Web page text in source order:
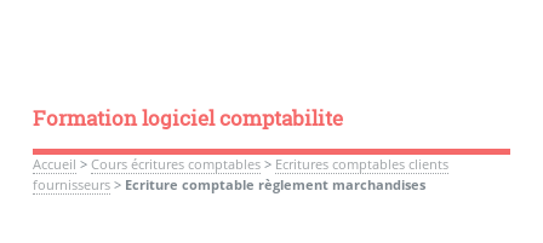
Formation logiciel comptabilite
Accueil > Cours écritures comptables> Ecritures comptables clients
fournisseurs> Ecriture comptable règlement marchandises